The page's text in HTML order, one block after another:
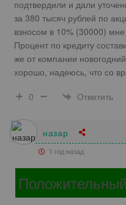
подтвердили и дали
за 380 тысяч рублей по
взносом в 10% (30000)
Процент по кредиту
же от компании
хорошо, надеюсь, что со
0
Ответить
назар
1 год назад